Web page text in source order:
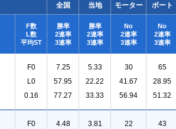
全国 当地 モーター ボート
F数
L数
平均ST
勝率
2連率
3連率
勝率
2連率
3連率
No
2連率
3連率
No
2連率
3連率
F0
L0
0.16
7.25
57.95
77.27
5.33
22.22
33.33
30
41.67
56.94
65
28.95
51.32
F0
4.48
3.81
22
43